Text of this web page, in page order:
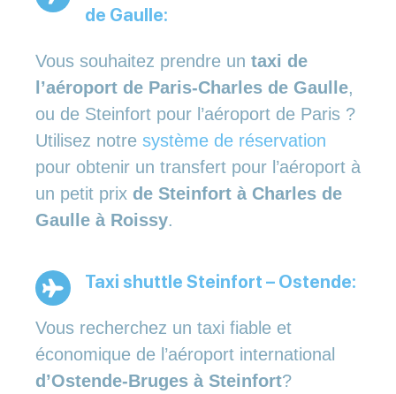
de Gaulle:
Vous souhaitez prendre un taxi de
l’aéroport de Paris-Charles de Gaulle,
ou de Steinfort pour l’aéroport de Paris ?
Utilisez notre système de réservation
pour obtenir un transfert pour l’aéroport à
un petit prix de Steinfort à Charles de
Gaulle à Roissy.
Taxi shuttle Steinfort – Ostende:
Vous recherchez un taxi fiable et
économique de l’aéroport international
d’Ostende-Bruges à Steinfort?